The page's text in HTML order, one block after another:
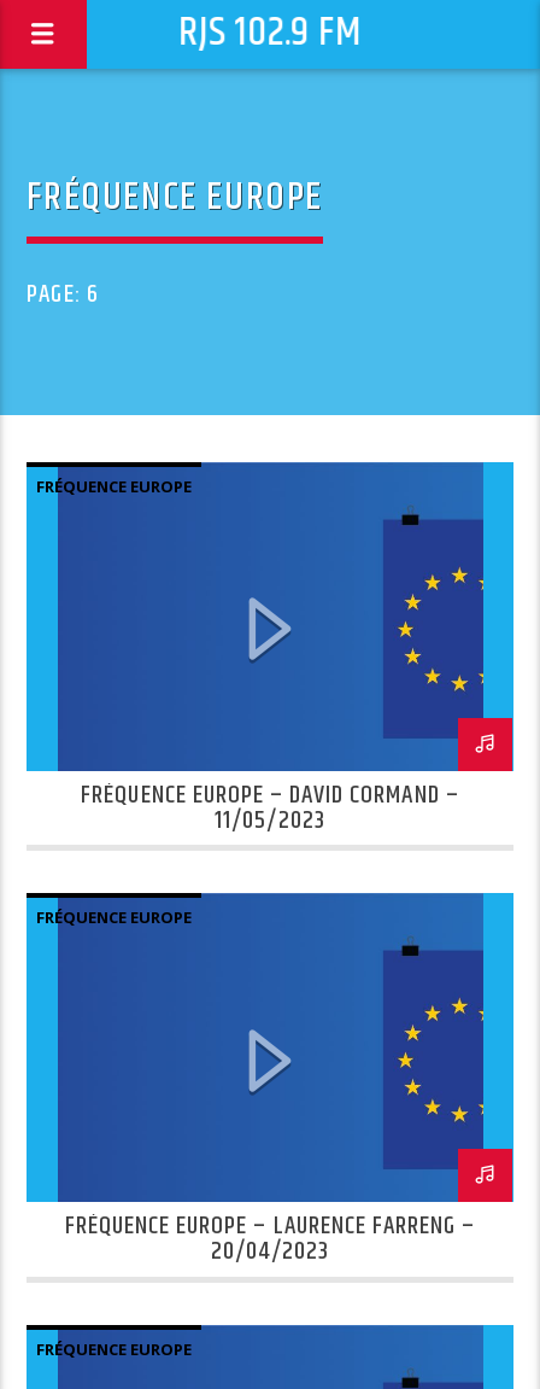
RJS 102.9 FM
FRÉQUENCE EUROPE
PAGE: 6
FRÉQUENCE EUROPE
FRÉQUENCE EUROPE – DAVID CORMAND –
11/05/2023
FRÉQUENCE EUROPE
FRÉQUENCE EUROPE – LAURENCE FARRENG –
20/04/2023
FRÉQUENCE EUROPE